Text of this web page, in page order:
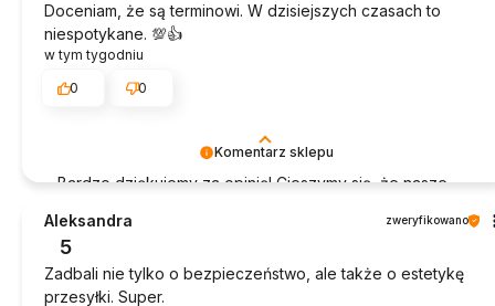
Komentarz sklepu
Bardzo dziękujemy za opinię! Cieszymy się, że nasze
Doceniam, że są terminowi. W dzisiejszych czasach to
niespotykane. 💯👍️
w tym tygodniu
0
0
Aleksandra zweryfikowano
5
Zadbali nie tylko o bezpieczeństwo, ale także o estetykę
przesyłki. Super.